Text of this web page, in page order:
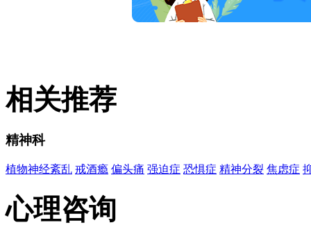
相关推荐
精神科
植物神经紊乱 戒酒瘾 偏头痛 强迫症 恐惧症 精神分裂 焦虑症
心理咨询